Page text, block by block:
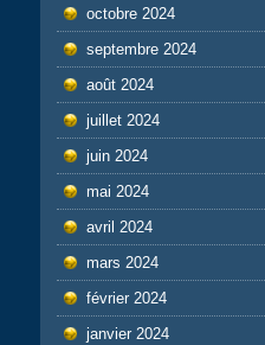
octobre 2024
septembre 2024
août 2024
juillet 2024
juin 2024
mai 2024
avril 2024
mars 2024
février 2024
janvier 2024